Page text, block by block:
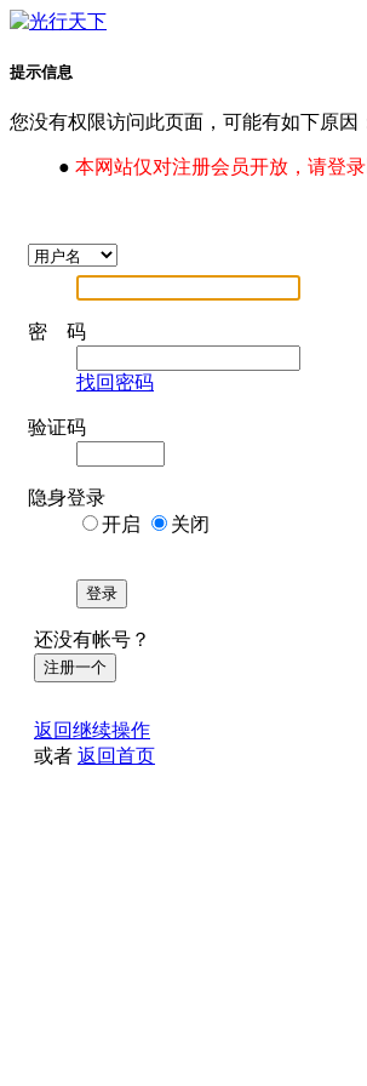
提示信息
您没有权限访问此页面，可能有如下原因
● 本网站仅对注册会员开放，请登录
密 码
找回密码
验证码
隐身登录
开启
关闭
登录
还没有帐号？
注册一个
返回继续操作
或者 返回首页